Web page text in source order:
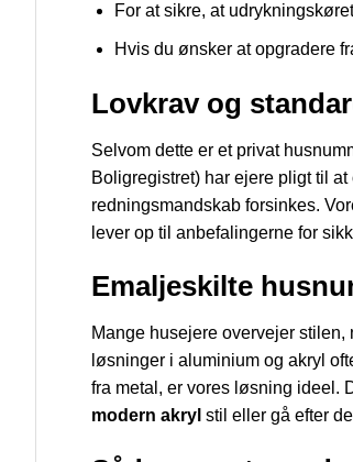
For at sikre, at
Hvis du ønsker at opgradere
Lovkrav og
Selvom dette er et privat
Boligregistret) har ejere pligt til
redningsmandskab forsinkes.
lever op til anbefalingerne for
Emaljeskilte
Mange husejere overvejer stilen,
løsninger i aluminium og akryl
fra metal, er vores løsning ideel.
modern akryl stil eller gå efter